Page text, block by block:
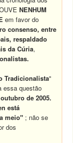
NENHUM
em favor do
consenso, entre
respaldado
da Cúria,
Tradicionalista"
essa questão
de 2005.
está
meio" ; não se
dos